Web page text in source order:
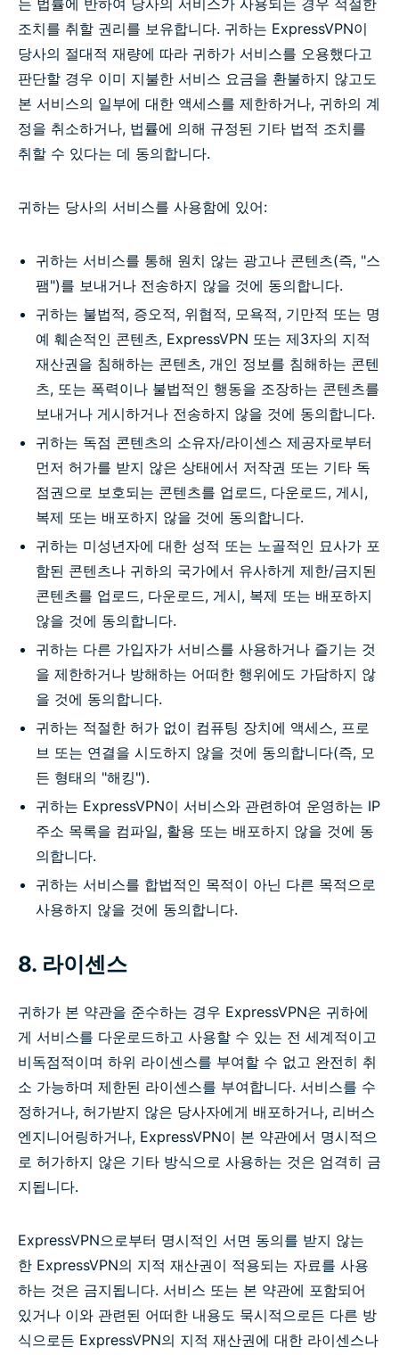
는 법률에 반하여 당사의 서비스가 사용되는 경우 적절한
조치를 취할 권리를 보유합니다. 귀하는 ExpressVPN이
당사의 절대적 재량에 따라 귀하가 서비스를 오용했다고
판단할 경우 이미 지불한 서비스 요금을 환불하지 않고도
본 서비스의 일부에 대한 액세스를 제한하거나, 귀하의 계
정을 취소하거나, 법률에 의해 규정된 기타 법적 조치를
취할 수 있다는 데 동의합니다.
귀하는 당사의 서비스를 사용함에 있어:
귀하는 서비스를 통해 원치 않는 광고나 콘텐츠(즉, "스
팸")를 보내거나 전송하지 않을 것에 동의합니다.
귀하는 불법적, 증오적, 위협적, 모욕적, 기만적 또는 명
예 훼손적인 콘텐츠, ExpressVPN 또는 제3자의 지적
재산권을 침해하는 콘텐츠, 개인 정보를 침해하는 콘텐
츠, 또는 폭력이나 불법적인 행동을 조장하는 콘텐츠를
보내거나 게시하거나 전송하지 않을 것에 동의합니다.
귀하는 독점 콘텐츠의 소유자/라이센스 제공자로부터
먼저 허가를 받지 않은 상태에서 저작권 또는 기타 독
점권으로 보호되는 콘텐츠를 업로드, 다운로드, 게시,
복제 또는 배포하지 않을 것에 동의합니다.
귀하는 미성년자에 대한 성적 또는 노골적인 묘사가 포
함된 콘텐츠나 귀하의 국가에서 유사하게 제한/금지된
콘텐츠를 업로드, 다운로드, 게시, 복제 또는 배포하지
않을 것에 동의합니다.
귀하는 다른 가입자가 서비스를 사용하거나 즐기는 것
을 제한하거나 방해하는 어떠한 행위에도 가담하지 않
을 것에 동의합니다.
귀하는 적절한 허가 없이 컴퓨팅 장치에 액세스, 프로
브 또는 연결을 시도하지 않을 것에 동의합니다(즉, 모
든 형태의 "해킹").
귀하는 ExpressVPN이 서비스와 관련하여 운영하는 IP
주소 목록을 컴파일, 활용 또는 배포하지 않을 것에 동
의합니다.
귀하는 서비스를 합법적인 목적이 아닌 다른 목적으로
사용하지 않을 것에 동의합니다.
8. 라이센스
귀하가 본 약관을 준수하는 경우 ExpressVPN은 귀하에
게 서비스를 다운로드하고 사용할 수 있는 전 세계적이고
비독점적이며 하위 라이센스를 부여할 수 없고 완전히 취
소 가능하며 제한된 라이센스를 부여합니다. 서비스를 수
정하거나, 허가받지 않은 당사자에게 배포하거나, 리버스
엔지니어링하거나, ExpressVPN이 본 약관에서 명시적으
로 허가하지 않은 기타 방식으로 사용하는 것은 엄격히 금
지됩니다.
ExpressVPN으로부터 명시적인 서면 동의를 받지 않는
한 ExpressVPN의 지적 재산권이 적용되는 자료를 사용
하는 것은 금지됩니다. 서비스 또는 본 약관에 포함되어
있거나 이와 관련된 어떠한 내용도 묵시적으로든 다른 방
식으로든 ExpressVPN의 지적 재산권에 대한 라이센스나